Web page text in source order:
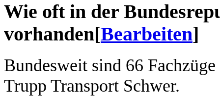
Wie oft in der
vorhanden[Bearbeiten]
Bundesweit sind 66
Trupp Transport Schwer.